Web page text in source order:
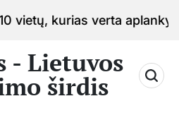
verta aplankyti
- Lietuvos
širdis